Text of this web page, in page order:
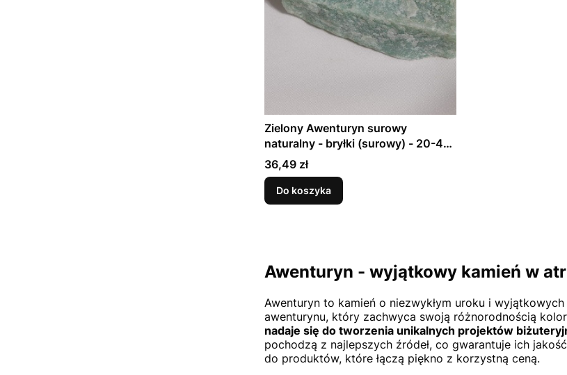
Zielony Awenturyn surowy
naturalny - bryłki (surowy) - 20-40
g - zielony
Cena
36,49 zł
Do koszyka
Awenturyn - wyjątkowy kamień w
Awenturyn to kamień o niezwykłym uroku i
awenturynu, który zachwyca swoją różnorodnością
nadaje się do tworzenia unikalnych projektów
pochodzą z najlepszych źródeł, co gwarantuje ich
do produktów, które łączą piękno z korzystną ceną.